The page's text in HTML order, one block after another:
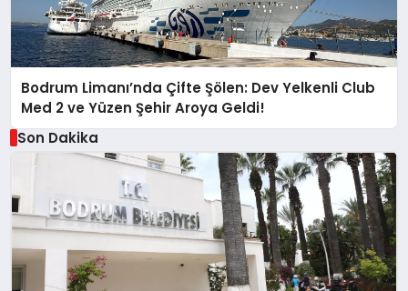
Bodrum Limanı’nda Çifte Şölen: Dev Yelkenli Club
Med 2 ve Yüzen Şehir Aroya Geldi!
Son Dakika